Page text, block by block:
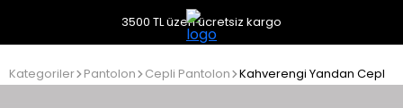
3500 TL üzeri ücretsiz kargo
Kategoriler Pantolon Cepli Pantolon Kahverengi Yandan Cepli